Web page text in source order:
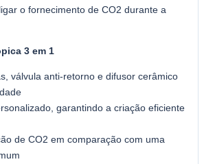
o fornecimento de CO2 durante a
3 em 1
válvula anti-retorno e difusor cerâmico
garantindo a criação eficiente
de CO2 em comparação com uma